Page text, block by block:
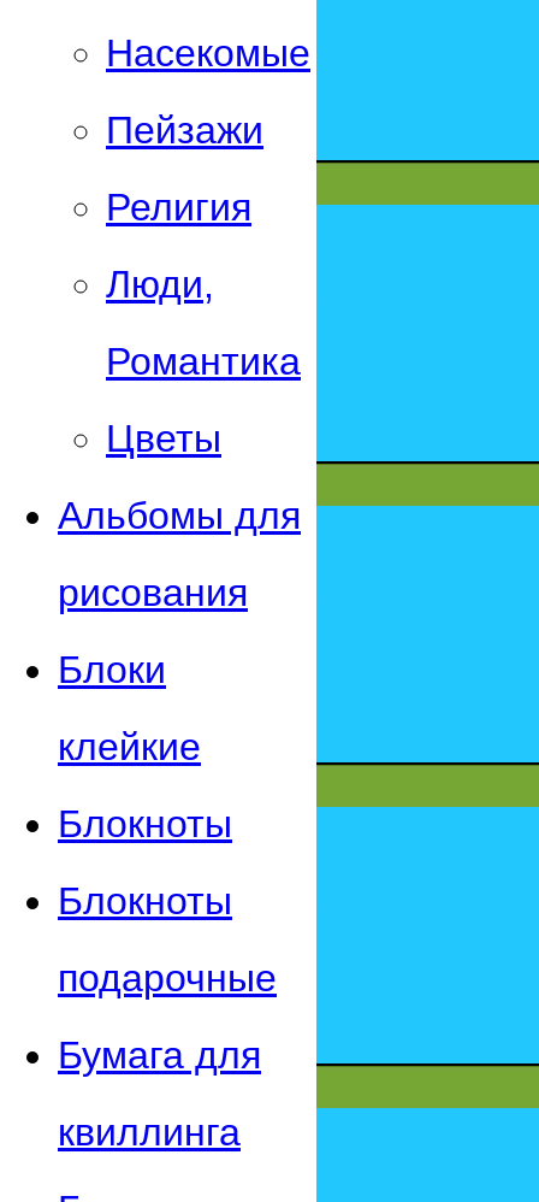
Насекомые
Пейзажи
Религия
Люди,
Романтика
Цветы
Альбомы для
рисования
Блоки
клейкие
Блокноты
Блокноты
подарочные
Бумага для
квиллинга